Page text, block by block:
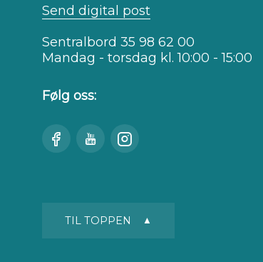
Send digital post
Sentralbord 35 98 62 00
Mandag - torsdag kl. 10:00 - 15:00
Følg oss:
BesøkSe
Besøk
TIL TOPPEN